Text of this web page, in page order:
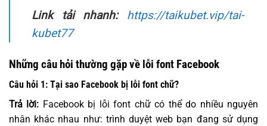
Link tải nhanh:
https://taikubet.vip/tai-
kubet77
Những câu hỏi thường gặp về lỗi font Facebook
Câu hỏi 1: Tại sao Facebook bị lỗi font chữ?
Trả lời: Facebook bị lỗi font chữ có thể do nhiều nguyên
nhân khác nhau như: trình duyệt web bạn đang sử dụng